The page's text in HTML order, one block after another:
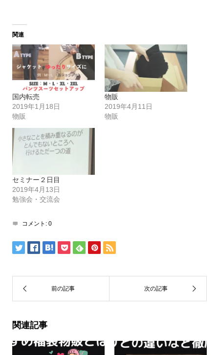
関連
国内転売
2019年1月18日
物販
物販
2019年4月11日
物販
セミナー２日目
2019年4月13日
勉強会・交流会
コメント: 0
関連記事